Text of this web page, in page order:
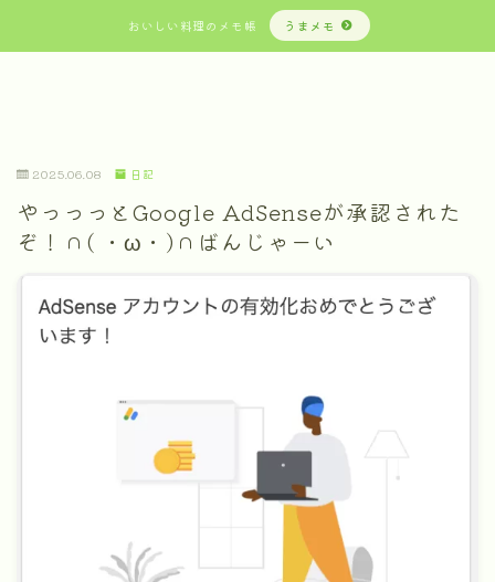
おいしい料理のメモ帳 うまメモ
2025.06.08 日記
やっっっとGoogle AdSenseが承認された
ぞ！∩( ・ω・)∩ばんじゃーい